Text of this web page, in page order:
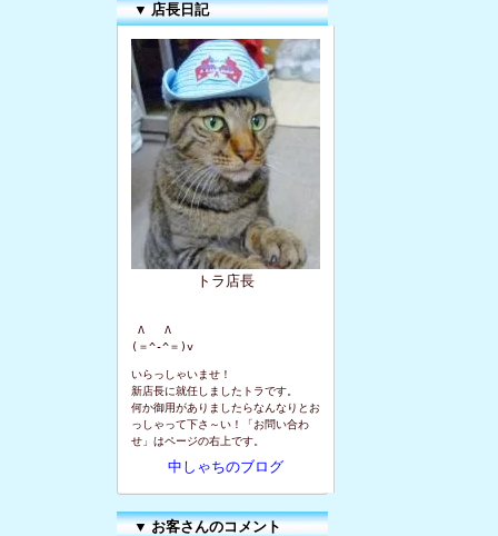
▼ 店長日記
トラ店長
Λ   Λ
(＝^-^＝)v
いらっしゃいませ！
新店長に就任しましたトラです。
何か御用がありましたらなんなりとお
っしゃって下さ～い！「お問い合わ
せ」はページの右上です。
中しゃちのブログ
▼お客さんのコメント